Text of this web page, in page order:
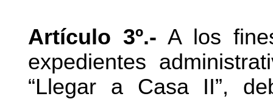
Artículo 3º.- A los
expedientes
“Llegar a Casa II”,